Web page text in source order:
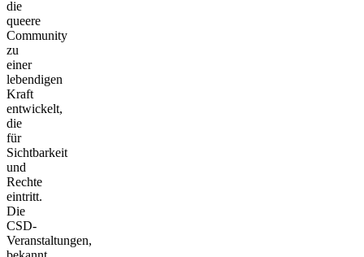
die
queere
Community
zu
einer
lebendigen
Kraft
entwickelt,
die
für
Sichtbarkeit
und
Rechte
eintritt.
Die
CSD-
Veranstaltungen,